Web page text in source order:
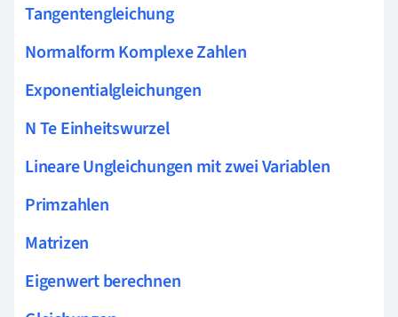
Tangentengleichung
Normalform Komplexe Zahlen
Exponentialgleichungen
N Te Einheitswurzel
Lineare Ungleichungen mit zwei Variablen
Primzahlen
Matrizen
Eigenwert berechnen